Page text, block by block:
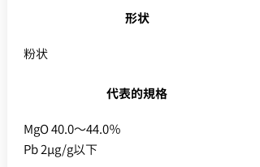
形状
粉状
代表的規格
MgO 40.0～44.0％
Pb 2μg/g以下